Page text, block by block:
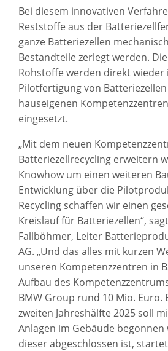
Bei diesem innovativen
Reststoffe aus der
ganze Batteriezellen
Bestandteile zerlegt werden.
Rohstoffe werden direkt wieder
Pilotfertigung von
hauseigenen
eingesetzt.
„Mit dem neuen
Batteriezellrecycling erweitern
Knowhow um einen weiteren
Entwicklung über die
Recycling schaffen wir einen
Kreislauf für Batteriezellen“,
Fallböhmer, Leiter
AG. „Und das alles mit kurzen
unseren Kompetenzzentren in
Aufbau des
BMW Group rund 10 Mio. Euro.
zweiten Jahreshälfte 2025 soll
Anlagen im Gebäude begonnen
dieser abgeschlossen ist,